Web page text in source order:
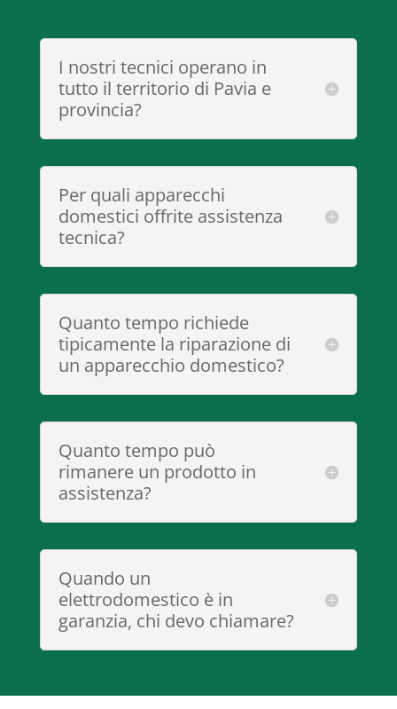
I nostri tecnici operano in
tutto il territorio di Pavia e
provincia?
Per quali apparecchi
domestici offrite assistenza
tecnica?
Quanto tempo richiede
tipicamente la riparazione di
un apparecchio domestico?
Quanto tempo può
rimanere un prodotto in
assistenza?
Quando un
elettrodomestico è in
garanzia, chi devo chiamare?